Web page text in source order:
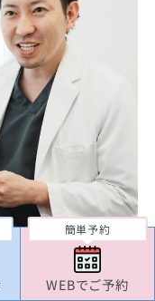
簡単予約
WEBでご予約